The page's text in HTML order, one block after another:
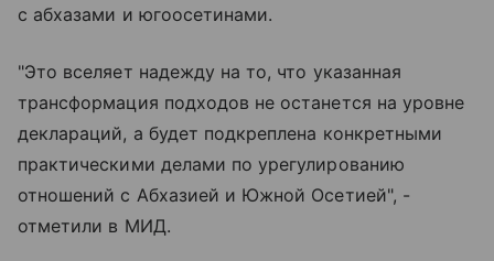
с абхазами и югоосетинами.
"Это вселяет надежду на то, что указанная
трансформация подходов не останется на уровне
деклараций, а будет подкреплена конкретными
практическими делами по урегулированию
отношений с Абхазией и Южной Осетией", -
отметили в МИД.